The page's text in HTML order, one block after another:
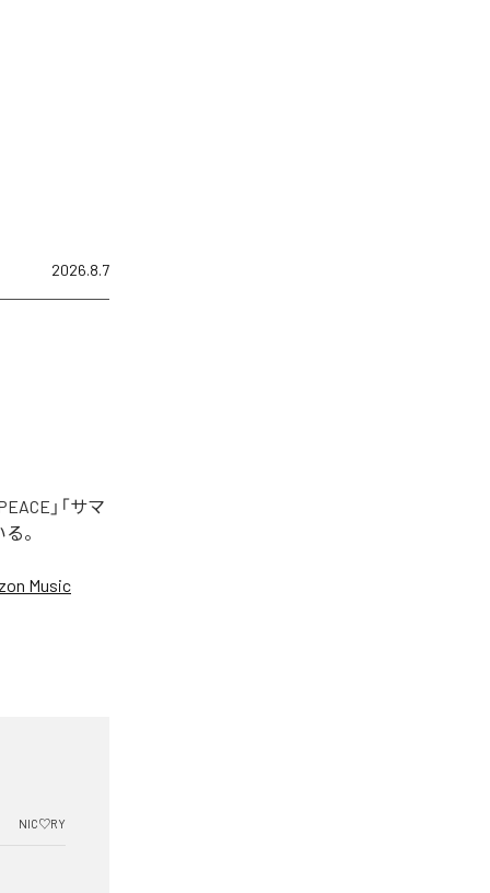
2026.8.7
」「サマ
。
Music
NIC♡RY